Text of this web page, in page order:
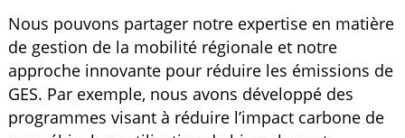
Nous pouvons partager notre expertise en matière
de gestion de la mobilité régionale et notre
approche innovante pour réduire les émissions de
GES. Par exemple, nous avons développé des
programmes visant à réduire l’impact carbone de